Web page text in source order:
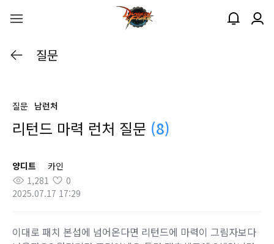
질문
질문 남런처
리턴드 마력 런처 질문 (8)
양디트
카인
1,281
0
2025.07.17 17:29
이대로 패치 본섭에 넘어온다면 리턴드에 마력이 그림자보다